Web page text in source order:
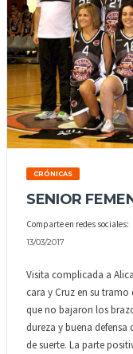
CRÓNICAS
SENIOR
Comparte en redes sociales:
13/03/2017
Visita complicada a
cara y Cruz en su
que no bajaron los
dureza y buena
de suerte. La parte